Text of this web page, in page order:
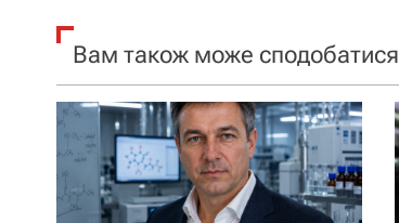
я
а
п
и
Вам також може сподобатися